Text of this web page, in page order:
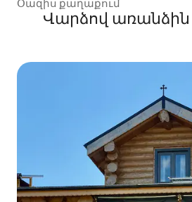
Օազիս քաղաքում
Վարձով